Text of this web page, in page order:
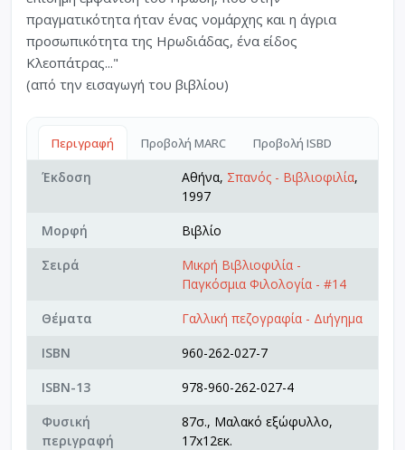
πραγματικότητα ήταν ένας νομάρχης και η άγρια
προσωπικότητα της Ηρωδιάδας, ένα είδος
Κλεοπάτρας..."
(από την εισαγωγή του βιβλίου)
Περιγραφή Προβολή MARC Προβολή ISBD
Έκδοση Αθήνα, Σπανός - Βιβλιοφιλία,
1997
Μορφή
Βιβλίο
Σειρά
Μικρή Βιβλιοφιλία -
Παγκόσμια Φιλολογία - #14
Θέματα
Γαλλική πεζογραφία - Διήγημα
ISBN
960-262-027-7
ISBN-13
978-960-262-027-4
Φυσική
περιγραφή
87σ., Μαλακό εξώφυλλο,
17x12εκ.